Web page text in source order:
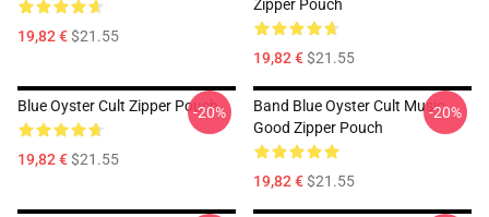
19,82 €$21.55
Zipper Pouch
19,82 €$21.55
Blue Oyster Cult Zipper Pouch
19,82 €$21.55
-20%
Band Blue Oyster Cult Music
Good Zipper Pouch
19,82 €$21.55
-20%